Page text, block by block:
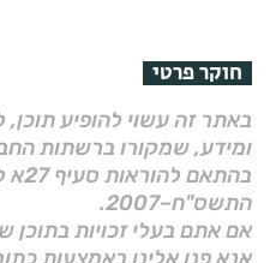
חוקר פרטי
באתר זה עשוי להופיע
ומידע, שמקורו ברשתות
התשס"ח–2007.
אם אתם בעלי זכויות בתוכן